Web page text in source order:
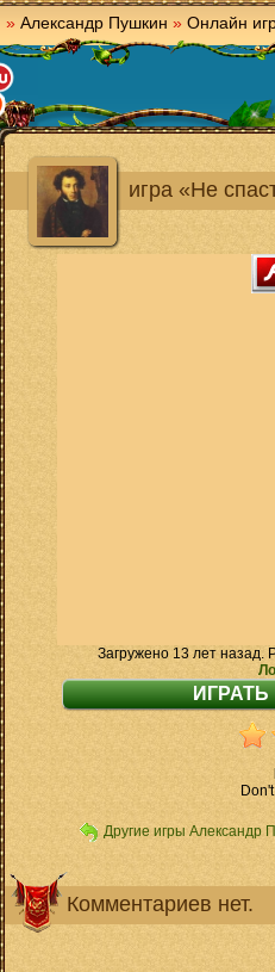
» Александр Пушкин » Онлайн
игра «Не
Загружено 13 лет назад.
Другие игры Александр
Комментариев нет.